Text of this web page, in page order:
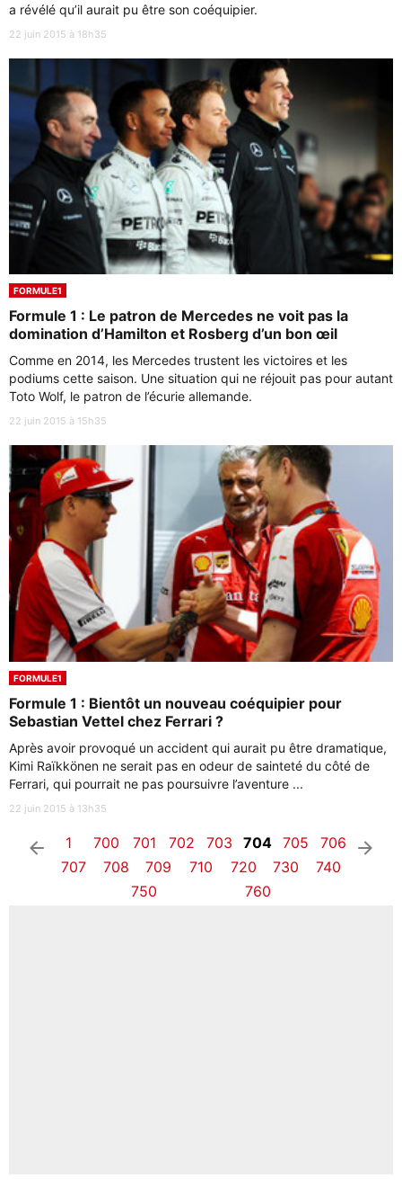
a révélé qu’il aurait pu être son coéquipier.
22 juin 2015 à 18h35
FORMULE1
Formule 1 : Le patron de Mercedes ne voit pas la
domination d’Hamilton et Rosberg d’un bon œil
Comme en 2014, les Mercedes trustent les victoires et les
podiums cette saison. Une situation qui ne réjouit pas pour autant
Toto Wolf, le patron de l’écurie allemande.
22 juin 2015 à 15h35
FORMULE1
Formule 1 : Bientôt un nouveau coéquipier pour
Sebastian Vettel chez Ferrari ?
Après avoir provoqué un accident qui aurait pu être dramatique,
Kimi Raïkkönen ne serait pas en odeur de sainteté du côté de
Ferrari, qui pourrait ne pas poursuivre l’aventure ...
22 juin 2015 à 13h35
arrow_left 1 700 701 702 703 704 705
706
707
708 709 710 720 730
740
750
760
arrow_right